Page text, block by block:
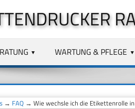
WARTUNG & PFLEGE
→ FAQ → Wie wechsle ich die Etikettenrolle